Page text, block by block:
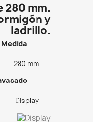
280 mm.
y
ladrillo.
Medida
280 mm
Display